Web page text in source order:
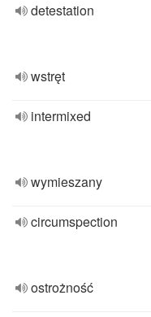
detestation
wstręt
intermixed
wymieszany
circumspection
ostrożność